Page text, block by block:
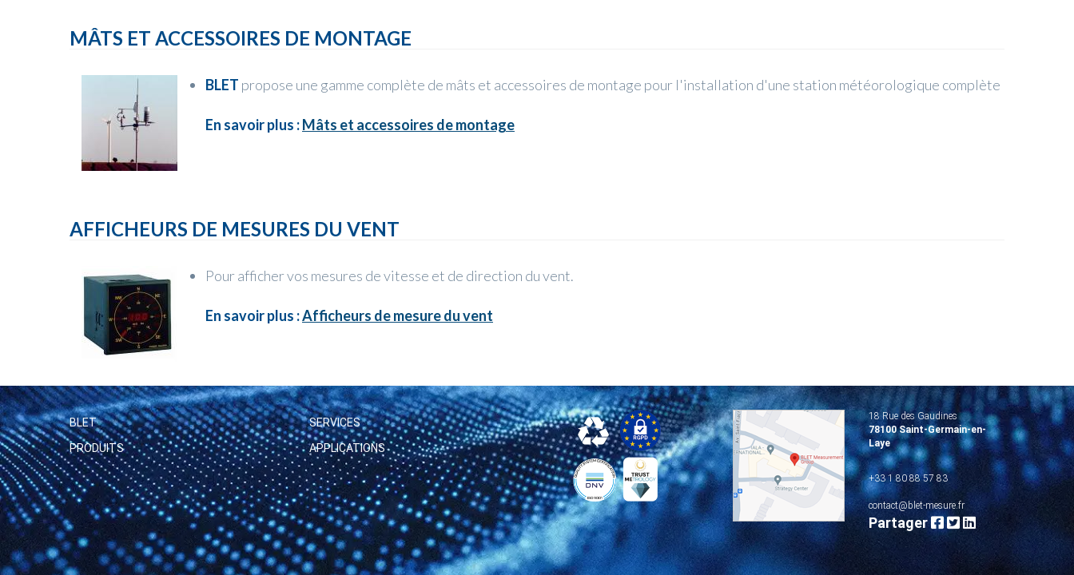
MÂTS ET ACCESSOIRES DE MONTAGE
BLET propose une gamme complète de mâts et accessoires de montage pour l'installation d'une station météorologique complète
En savoir plus :Mâts et accessoires de montage
AFFICHEURS DE MESURES DU VENT
Pour afficher vos mesures de vitesse et de direction du vent.
En savoir plus :Afficheurs de mesure du vent
BLET
PRODUITS
SERVICES
APPLICATIONS
18 Rue des Gaudines
78100 Saint-Germain-en-
Laye
+33 1 80 88 57 83
contact@blet-mesure.fr
Partager